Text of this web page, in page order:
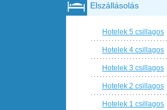
Elszállásolás
Hotelek 5 csillagos
Hotelek 4 csillagos
Hotelek 3 csillagos
Hotelek 2 csillagos
Hotelek 1 csillagos